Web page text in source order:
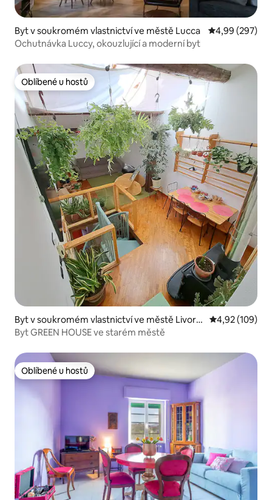
Byt v soukromém vlastnictví ve městě Lucca Průměrné
4,99 (297)
Ochutnávka Luccy, okouzlující a moderní byt
Oblíbené u hostů
Oblíbené u hostů
Byt v soukromém vlastnictví ve městě Livorn
o
Průměrné
4,92 (109)
Byt GREEN HOUSE ve starém městě
Oblíbené u hostů
Oblíbené u hostů